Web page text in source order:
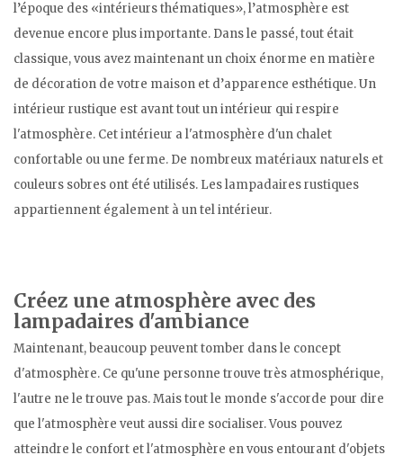
l’époque des «intérieurs thématiques», l’atmosphère est
devenue encore plus importante. Dans le passé, tout était
classique, vous avez maintenant un choix énorme en matière
de décoration de votre maison et d’apparence esthétique. Un
intérieur rustique est avant tout un intérieur qui respire
l'atmosphère. Cet intérieur a l'atmosphère d'un chalet
confortable ou une ferme. De nombreux matériaux naturels et
couleurs sobres ont été utilisés. Les lampadaires rustiques
appartiennent également à un tel intérieur.
Créez une atmosphère avec des
lampadaires d'ambiance
Maintenant, beaucoup peuvent tomber dans le concept
d'atmosphère. Ce qu'une personne trouve très atmosphérique,
l'autre ne le trouve pas. Mais tout le monde s'accorde pour dire
que l'atmosphère veut aussi dire socialiser. Vous pouvez
atteindre le confort et l'atmosphère en vous entourant d'objets